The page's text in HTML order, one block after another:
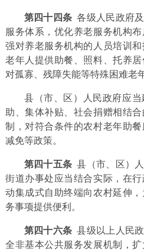
第四十四条各级人民政府
服务体系，优化养老服务机构
强对养老服务机构的人员培训
老年人提供助餐、照料、托养
对孤寡、残障失能等特殊困难老
县（市、区）人民政府应
助、集体补贴、社会捐赠相结
制，对符合条件的农村老年助
减免等政策。
第四十五条县（市、区）
街道办事处应当结合实际，在
动集成式自助终端向农村延伸
务事项提供便利。
第四十六条县级以上人民
全非基本公共服务发展机制，